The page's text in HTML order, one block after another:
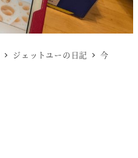
ジェットユーの日記
今